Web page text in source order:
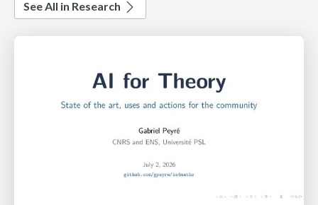
See All in Research